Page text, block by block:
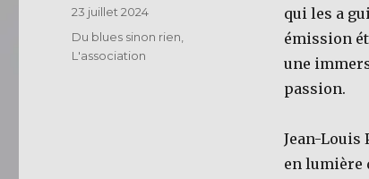
qui les a
émission
une
passion.
Jean-
en lumière
Publié
23 juillet 2024
Catégories
Du blues sinon rien
L'association